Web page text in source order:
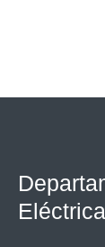
Eléctrica